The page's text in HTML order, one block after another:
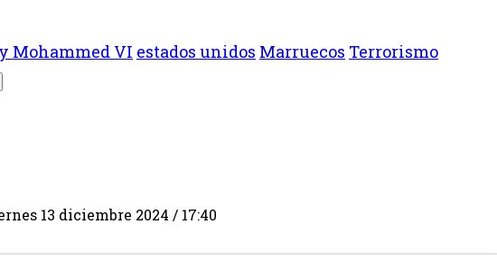
Mohammed VI estados unidos Marruecos Terrorismo
13 diciembre 2024 / 17:40